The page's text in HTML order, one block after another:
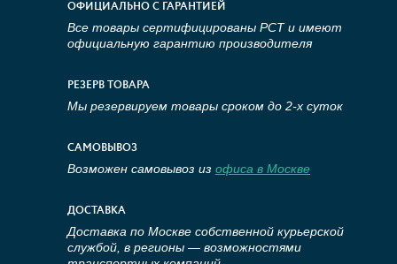
ОФИЦИАЛЬНО С ГАРАНТИЕЙ
Все товары сертифицированы РСТ и имеют
официальную гарантию производителя
РЕЗЕРВ ТОВАРА
Мы резервируем товары сроком до 2-х суток
САМОВЫВОЗ
Возможен самовывоз из офиса в Москве
ДОСТАВКА
Доставка по Москве собственной курьерской
службой, в регионы — возможностями